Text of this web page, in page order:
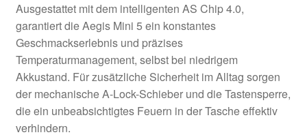
Ausgestattet mit dem intelligenten AS Chip 4.0,
garantiert die Aegis Mini 5 ein konstantes
Geschmackserlebnis und präzises
Temperaturmanagement, selbst bei niedrigem
Akkustand. Für zusätzliche Sicherheit im Alltag sorgen
der mechanische A-Lock-Schieber und die Tastensperre,
die ein unbeabsichtigtes Feuern in der Tasche effektiv
verhindern.